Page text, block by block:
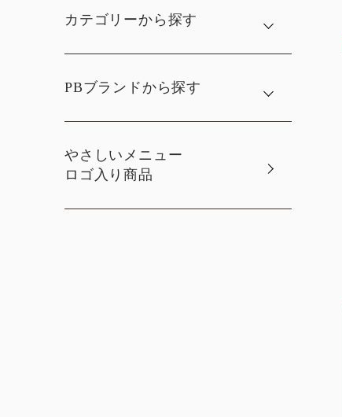
カテゴリーから探す
PBブランドから探す
やさしいメニュー
ロゴ入り商品